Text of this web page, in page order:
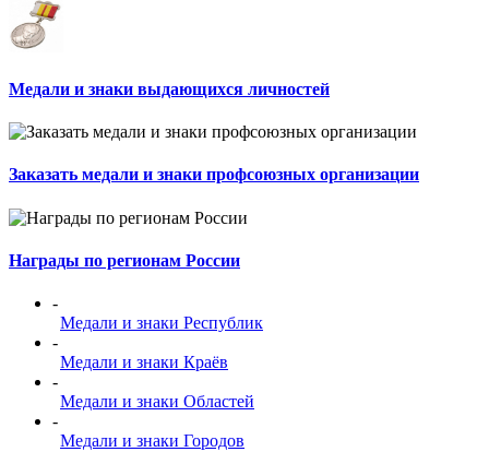
Медали и знаки выдающихся личностей
Заказать медали и знаки профсоюзных организации
Награды по регионам России
-
Медали и знаки Республик
-
Медали и знаки Краёв
-
Медали и знаки Областей
-
Медали и знаки Городов